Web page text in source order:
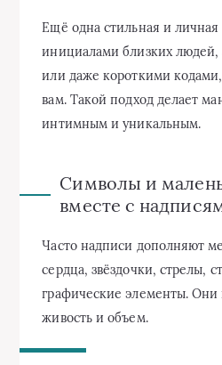
Ещё одна стильная и
инициалами близких
или даже короткими
вам. Такой подход делает
интимным и уникальным.
Символы и
вместе с
Часто надписи дополняют
сердца, звёздочки, стрелы,
графические элементы. Они
живость и объем.